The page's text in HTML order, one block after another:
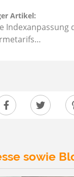
Artikel:
Indexanpassung
sowie